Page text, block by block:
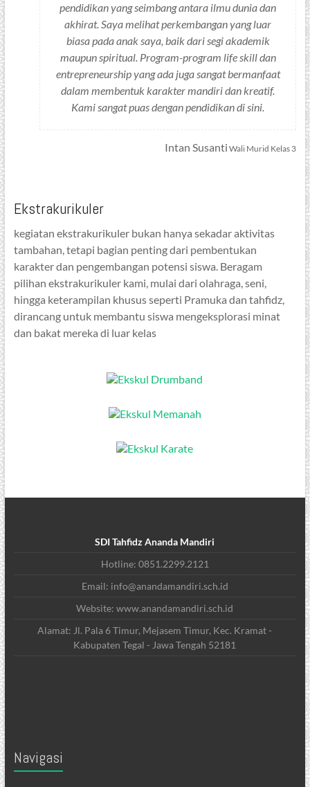
pendidikan yang seimbang antara ilmu dunia dan
akhirat. Saya melihat perkembangan yang luar
biasa pada anak saya, baik dari segi akademik
maupun spiritual. Program-program life skill dan
entrepreneurship yang ada juga sangat bermanfaat
dalam membentuk karakter mandiri dan kreatif.
Kami sangat puas dengan pendidikan di sini.
Intan Susanti Wali Murid Kelas 3
Ekstrakurikuler
kegiatan ekstrakurikuler bukan hanya sekadar aktivitas
tambahan, tetapi bagian penting dari pembentukan
karakter dan pengembangan potensi siswa. Beragam
pilihan ekstrakurikuler kami, mulai dari olahraga, seni,
hingga keterampilan khusus seperti Pramuka dan tahfidz,
dirancang untuk membantu siswa mengeksplorasi minat
dan bakat mereka di luar kelas
SDI Tahfidz Ananda Mandiri
Hotline: 0851.2299.2121
Email: info@anandamandiri.sch.id
Website: www.anandamandiri.sch.id
Alamat: Jl. Pala 6 Timur, Mejasem Timur, Kec. Kramat -
Kabupaten Tegal - Jawa Tengah 52181
Navigasi